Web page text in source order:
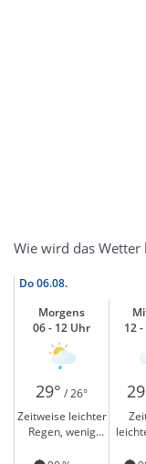
Wie wird das Wetter
Do06.08.
Morgens
06 - 12 Uhr
12
29° / 26°
Zeitweise leichter
Regen, wenig